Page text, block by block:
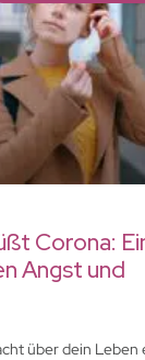
Corona:
Angst und
über dein Leben